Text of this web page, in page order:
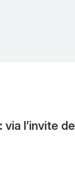
via l’invite de